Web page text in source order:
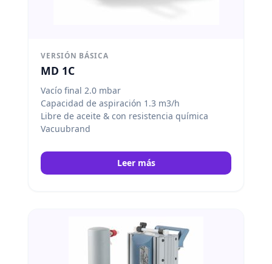
VERSIÓN BÁSICA
MD 1C
Vacío final 2.0 mbar
Capacidad de aspiración 1.3 m3/h
Libre de aceite & con resistencia química
Vacuubrand
Leer más